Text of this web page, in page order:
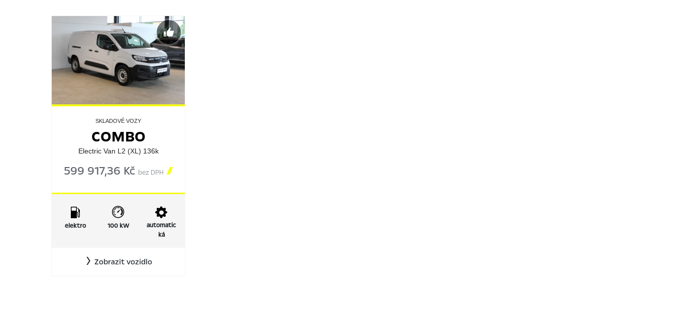
SKLADOVÉ VOZY
COMBO
Electric Van L2 (XL) 136k
599 917,36 Kč bez DPH 
elektro 100 kW
automatic
ká
Zobrazit vozidlo